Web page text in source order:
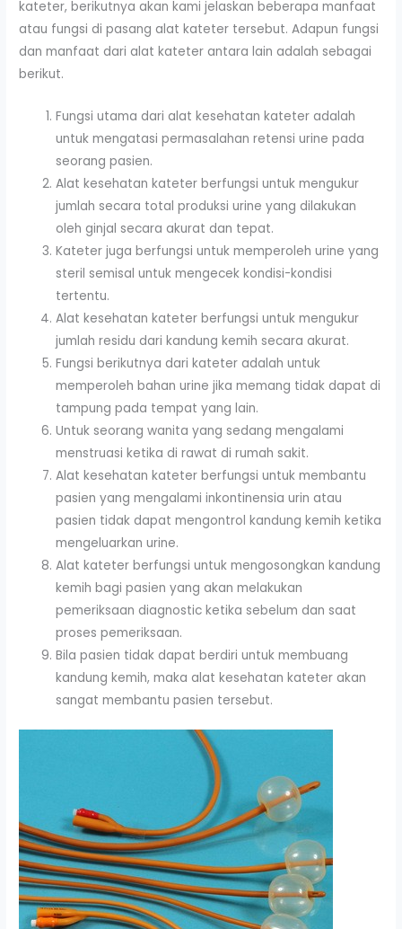
kateter, berikutnya akan kami jelaskan beberapa manfaat
atau fungsi di pasang alat kateter tersebut. Adapun fungsi
dan manfaat dari alat kateter antara lain adalah sebagai
berikut.
Fungsi utama dari alat kesehatan kateter adalah
untuk mengatasi permasalahan retensi urine pada
seorang pasien.
Alat kesehatan kateter berfungsi untuk mengukur
jumlah secara total produksi urine yang dilakukan
oleh ginjal secara akurat dan tepat.
Kateter juga berfungsi untuk memperoleh urine yang
steril semisal untuk mengecek kondisi-kondisi
tertentu.
Alat kesehatan kateter berfungsi untuk mengukur
jumlah residu dari kandung kemih secara akurat.
Fungsi berikutnya dari kateter adalah untuk
memperoleh bahan urine jika memang tidak dapat di
tampung pada tempat yang lain.
Untuk seorang wanita yang sedang mengalami
menstruasi ketika di rawat di rumah sakit.
Alat kesehatan kateter berfungsi untuk membantu
pasien yang mengalami inkontinensia urin atau
pasien tidak dapat mengontrol kandung kemih ketika
mengeluarkan urine.
Alat kateter berfungsi untuk mengosongkan kandung
kemih bagi pasien yang akan melakukan
pemeriksaan diagnostic ketika sebelum dan saat
proses pemeriksaan.
Bila pasien tidak dapat berdiri untuk membuang
kandung kemih, maka alat kesehatan kateter akan
sangat membantu pasien tersebut.